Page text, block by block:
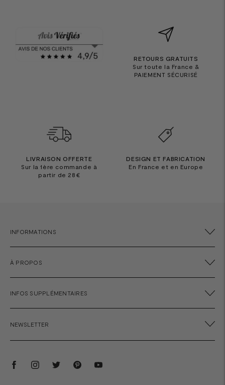
RETOURS GRATUITS
Sur toute la France &
PAIEMENT SÉCURISÉ
LIVRAISON OFFERTE
Sur la 1ère commande à
partir de 28€
DESIGN ET FABRICATION
En France et en Europe
INFORMATIONS
À PROPOS
INFOS SUPPLÉMENTAIRES
NEWSLETTER